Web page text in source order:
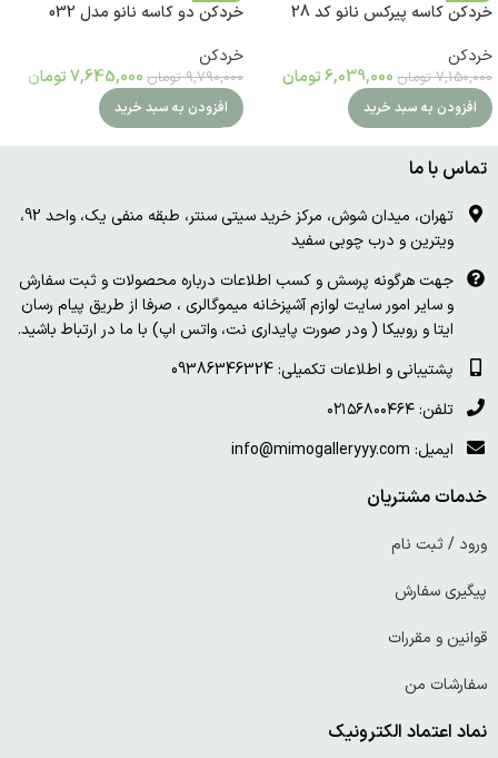
خردکن کاسه پیرکس نانو کد 28
خردکن
7,150,000 تومان 6,039,000تومان
افزودن به سبد خرید
خردکن دو کاسه نانو مدل 032
خردکن
9,790,000 تومان 7,645,000تومان
افزودن به سبد خرید
تماس با ما
تهران، میدان شوش، مرکز خرید سیتی سنتر، طبقه منفی یک، واحد 92،
ویترین و درب چوبی سفید
جهت هرگونه پرسش و کسب اطلاعات درباره محصولات و ثبت سفارش
و سایر امور سایت لوازم آشپزخانه میموگالری ، صرفا از طریق پیام رسان
ایتا و روبیکا ( ودر صورت پایداری نت، واتس اپ) با ما در ارتباط باشید.
پشتیبانی و اطلاعات تکمیلی: 09386346324
تلفن: ۰۲۱۵۶۸۰۰۴۶۴
ایمیل: info@mimogalleryyy.com
خدمات مشتریان
ورود / ثبت نام
پیگیری سفارش
قوانین و مقررات
سفارشات من
نماد اعتماد الکترونیک